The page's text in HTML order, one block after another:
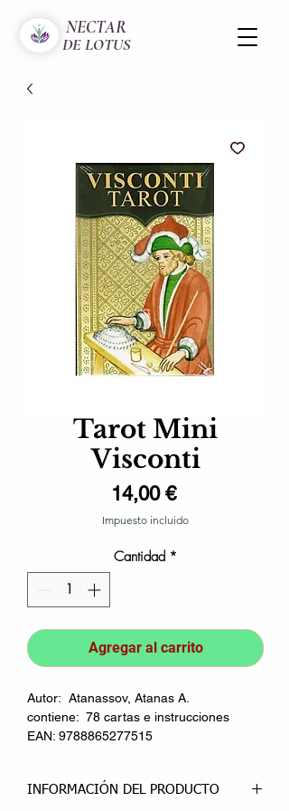
NECTAR
DE LOTUS
Tarot Mini
Visconti
14,00 €Precio
Impuesto incluido
Cantidad *
Agregar al carrito
Autor: Atanassov, Atanas A.
contiene: 78 cartas e instrucciones
EAN: 9788865277515
INFORMACIÓN DEL PRODUCTO